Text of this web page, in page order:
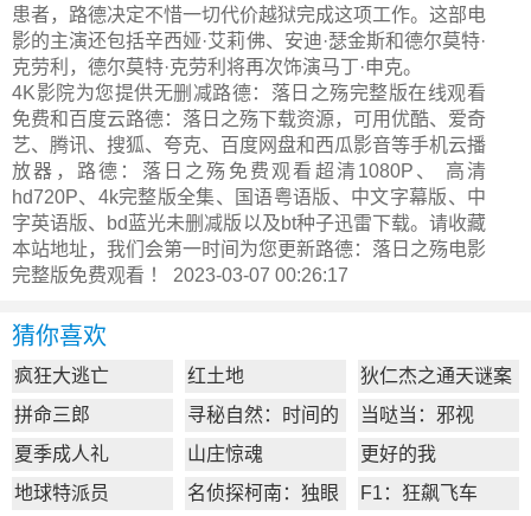
患者，路德决定不惜一切代价越狱完成这项工作。这部电
影的主演还包括辛西娅·艾莉佛、安迪·瑟金斯和德尔莫特·
克劳利，德尔莫特·克劳利将再次饰演马丁·申克。
4K影院为您提供无删减路德：落日之殇完整版在线观看
免费和百度云路德：落日之殇下载资源，可用优酷、爱奇
艺、腾讯、搜狐、夸克、百度网盘和西瓜影音等手机云播
放器，路德：落日之殇免费观看超清1080P、 高清
hd720P、4k完整版全集、国语粤语版、中文字幕版、中
字英语版、bd蓝光未删减版以及bt种子迅雷下载。请收藏
本站地址，我们会第一时间为您更新路德：落日之殇电影
完整版免费观看 ！ 2023-03-07 00:26:17
猜你喜欢
疯狂大逃亡 红土地
狄仁杰之通天谜案
拼命三郎
寻秘自然：时间的
形状
当哒当：邪视
夏季成人礼
山庄惊魂
更好的我
地球特派员
名侦探柯南：独眼 F1：狂飙飞车